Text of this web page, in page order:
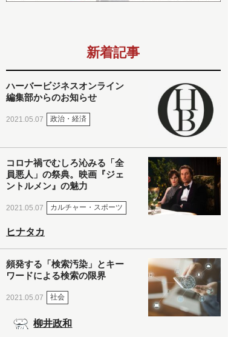
新着記事
ハーバービジネスオンライン
編集部からのお知らせ
2021.05.07 政治・経済
コロナ禍でむしろ沁みる「全
員悪人」の祭典。映画『ジェ
ントルメン』の魅力
2021.05.07 カルチャー・スポーツ
ヒナタカ
頻発する「検索汚染」とキー
ワードによる検索の限界
2021.05.07 社会
柳井政和